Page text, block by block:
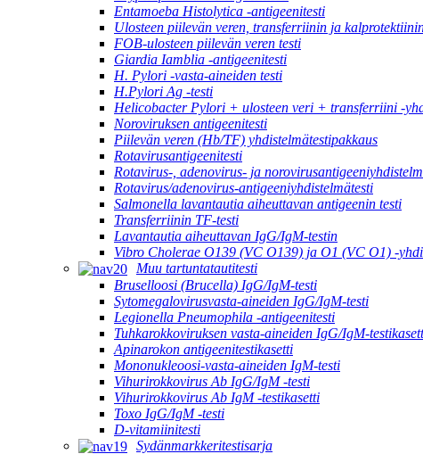
Entamoeba Histolytica -antigeenitesti
Ulosteen piilevän veren, transferriinin ja
FOB-ulosteen piilevän veren testi
Giardia Iamblia -antigeenitesti
H. Pylori -vasta-aineiden testi
H.Pylori Ag -testi
Helicobacter Pylori + ulosteen veri + transferriini -
Noroviruksen antigeenitesti
Piilevän veren (Hb/TF) yhdistelmätestipakkaus
Rotavirusantigeenitesti
Rotavirus-, adenovirus- ja
Rotavirus/adenovirus-antigeeniyhdistelmätesti
Salmonella lavantautia aiheuttavan antigeenin testi
Transferriinin TF-testi
Lavantautia aiheuttavan IgG/IgM-testin
Vibro Cholerae O139 (VC O139) ja O1 (VC O1) -
Muu tartuntatautitesti
Bruselloosi (Brucella) IgG/IgM-testi
Sytomegalovirusvasta-aineiden IgG/IgM-testi
Legionella Pneumophila -antigeenitesti
Tuhkarokkoviruksen vasta-aineiden IgG/IgM-
Apinarokon antigeenitestikasetti
Mononukleoosi-vasta-aineiden IgM-testi
Vihurirokkovirus Ab IgG/IgM -testi
Vihurirokkovirus Ab IgM -testikasetti
Toxo IgG/IgM -testi
D-vitamiinitesti
Sydänmarkkeritestisarja